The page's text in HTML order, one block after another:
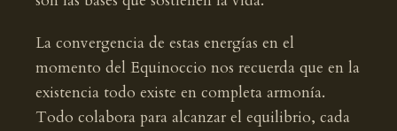
La convergencia de estas energías en el
momento del Equinoccio nos recuerda que en la
existencia todo existe en completa armonía.
Todo colabora para alcanzar el equilibrio, cada